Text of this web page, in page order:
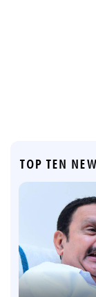
TOP TEN